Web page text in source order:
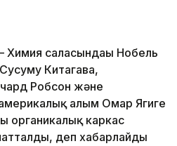
саласындағы Нобель
Китагава,
Робсон және
ғалым Омар Ягиге
органикалық каркас
деп хабарлайды